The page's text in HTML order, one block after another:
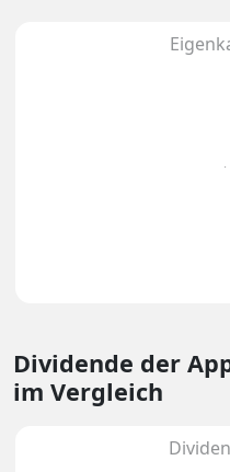
Dividende der
im Vergleich